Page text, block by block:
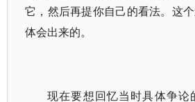
它，然后再提你自己的看法。这
体会出来的。
现在要想回忆当时具体争论